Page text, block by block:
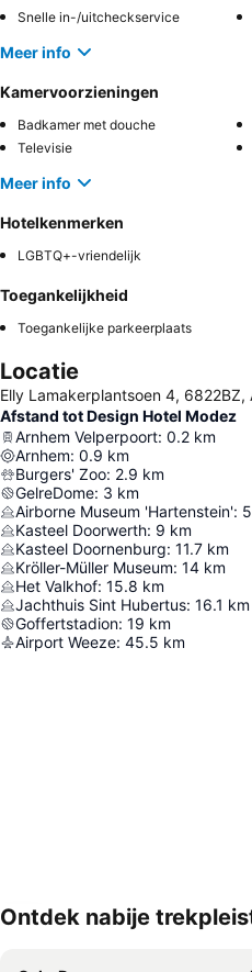
Snelle in-/uitcheckservice
Meer info
Kamervoorzieningen
Badkamer met douche
Televisie
Meer info
Hotelkenmerken
LGBTQ+-vriendelijk
Toegankelijkheid
Toegankelijke parkeerplaats
Locatie
Elly Lamakerplantsoen 4, 6822BZ,
Afstand tot Design Hotel Modez
Arnhem Velperpoort: 0.2 km
Arnhem: 0.9 km
Burgers' Zoo: 2.9 km
GelreDome: 3 km
Airborne Museum 'Hartenstein':
Kasteel Doorwerth: 9 km
Kasteel Doornenburg: 11.7 km
Kröller-Müller Museum: 14 km
Het Valkhof: 15.8 km
Jachthuis Sint Hubertus: 16.1 km
Goffertstadion: 19 km
Airport Weeze: 45.5 km
Kaart uitvouwen
Ontdek nabije